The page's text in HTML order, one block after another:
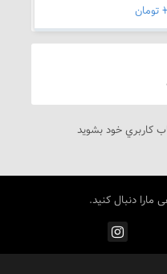
تومان
كاربري خود بشويد
دنبال کنید.